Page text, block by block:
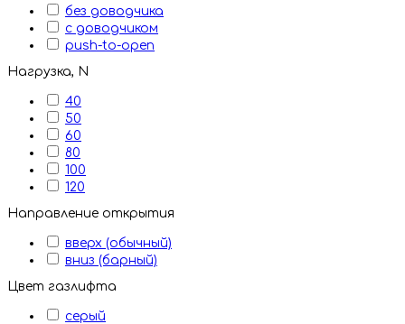
без доводчика
с доводчиком
push-to-open
Нагрузка, N
40
50
60
80
100
120
Направление открытия
вверх (обычный)
вниз (барный)
Цвет газлифта
серый